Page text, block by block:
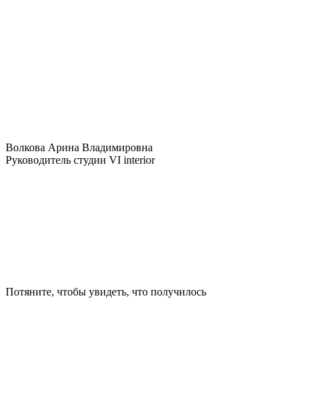
Волкова Арина Владимировна
Руководитель студии VI interior
Потяните, чтобы увидеть, что получилось